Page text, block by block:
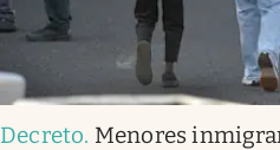
Decreto. Menores